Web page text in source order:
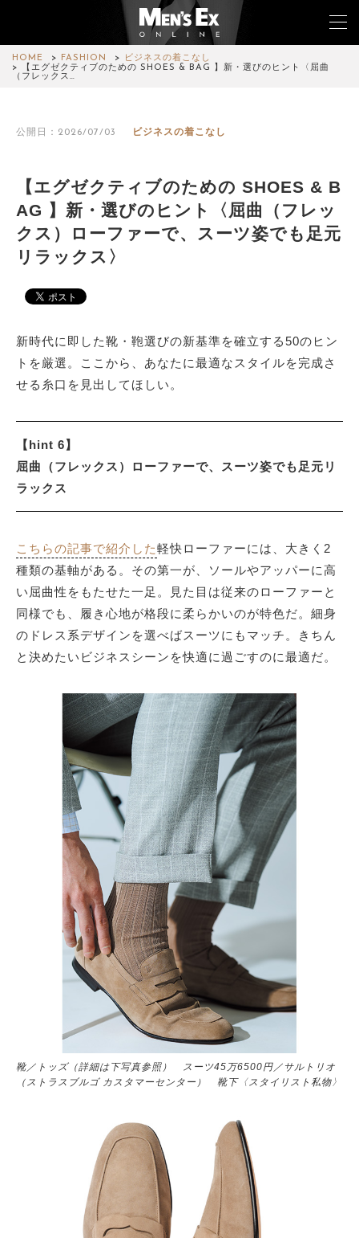
HOME FASHION
ビジネスの着こなし
【エグゼクティブのための SHOES & BAG 】新・選びのヒント〈屈曲
（フレックス…
公開日：2026/07/03 ビジネスの着こなし
【エグゼクティブのための SHOES & B
AG 】新・選びのヒント〈屈曲（フレッ
クス）ローファーで、スーツ姿でも足元
リラックス〉
新時代に即した靴・鞄選びの新基準を確立する50のヒン
トを厳選。ここから、あなたに最適なスタイルを完成さ
せる糸口を見出してほしい。
【hint 6】
屈曲（フレックス）ローファーで、スーツ姿でも足元リ
ラックス
こちらの記事で紹介した軽快ローファーには、大きく2
種類の基軸がある。その第一が、ソールやアッパーに高
い屈曲性をもたせた一足。見た目は従来のローファーと
同様でも、履き心地が格段に柔らかいのが特色だ。細身
のドレス系デザインを選べばスーツにもマッチ。きちん
と決めたいビジネスシーンを快適に過ごすのに最適だ。
靴／トッズ（詳細は下写真参照） スーツ45万6500円／サルトリオ
（ストラスブルゴ カスタマーセンター） 靴下〈スタイリスト私物〉
FASHION
WATCH
CAR&BIKE
LIFESTYLE
ABOUT SITE